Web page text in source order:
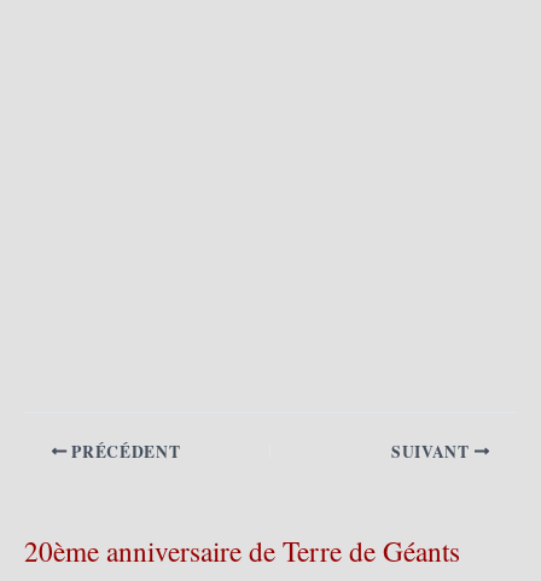
PRÉCÉDENT SUIVANT
20ème anniversaire de Terre de Géants